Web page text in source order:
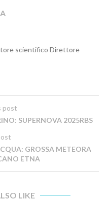
scientifico Direttore
post
SUPERNOVA 2025RBS
GROSSA METEORA
ETNA
LIKE